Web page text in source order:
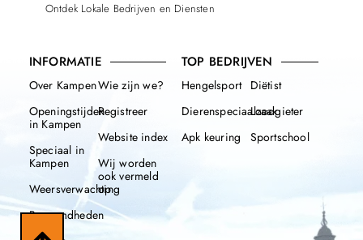
Ontdek Lokale Bedrijven en Diensten
INFORMATIE
Over Kampen
Openingstijden
in Kampen
Speciaal in
Kampen
Weersverwachting
Beroemdheden
Wie zijn we?
Registreer
Website index
Wij worden
ook vermeld
op
TOP BEDRIJVEN
Hengelsport
Dierenspeciaalzaak
Apk keuring
Diëtist
Loodgieter
Sportschool